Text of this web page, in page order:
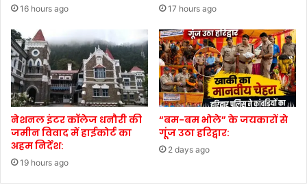
16 hours ago 17 hours ago
नेशनल इंटर कॉलेज धनौरी की
जमीन विवाद में हाईकोर्ट का
अहम निर्देश:
19 hours ago
“बम-बम भोले” के जयकारों से
गूंज उठा हरिद्वार:
2 days ago